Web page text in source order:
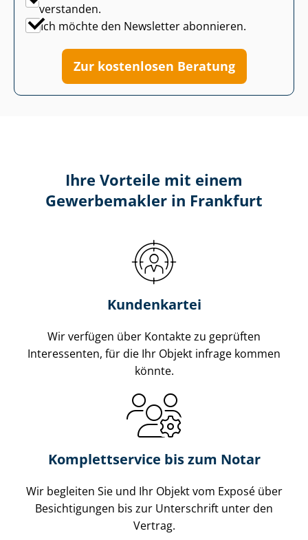
verstanden.
Ich möchte den Newsletter abonnieren.
Zur kostenlosen Beratung
Ihre Vorteile mit einem
Gewerbemakler in Frankfurt
Kundenkartei
Wir verfügen über Kontakte zu geprüften
Interessenten, für die Ihr Objekt infrage kommen
könnte.
Komplettservice bis zum Notar
Wir begleiten Sie und Ihr Objekt vom Exposé über
Besichtigungen bis zur Unterschrift unter den
Vertrag.